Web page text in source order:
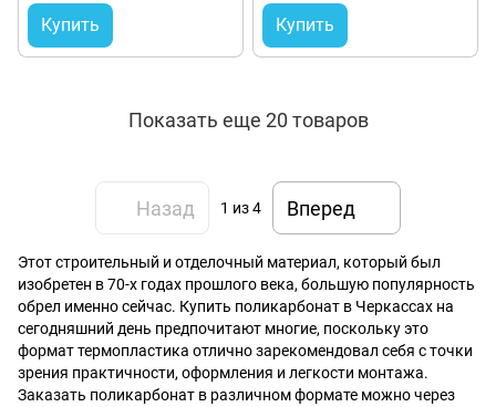
Купить Купить
Показать еще 20 товаров
Назад 1 из 4 Вперед
Этот строительный и отделочный материал, который был
изобретен в 70-х годах прошлого века, большую популярность
обрел именно сейчас. Купить поликарбонат в Черкассах на
сегодняшний день предпочитают многие, поскольку это
формат термопластика отлично зарекомендовал себя с точки
зрения практичности, оформления и легкости монтажа.
Заказать поликарбонат в различном формате можно через